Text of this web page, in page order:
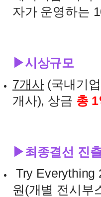
자가 운영하는
▶시상규모
7개사(국내기
개사), 상금 총 1
▶최종결선 진
Try Everything
원(개별 전시부